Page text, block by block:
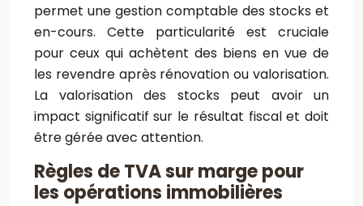
permet une gestion comptable des stocks et
en-cours. Cette particularité est cruciale
pour ceux qui achètent des biens en vue de
les revendre après rénovation ou valorisation.
La valorisation des stocks peut avoir un
impact significatif sur le résultat fiscal et doit
être gérée avec attention.
Règles de TVA sur marge pour
les opérations immobilières